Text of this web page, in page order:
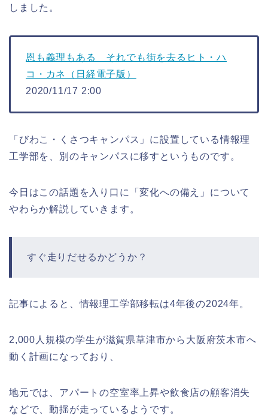
しました。
恩も義理もある それでも街を去るヒト・ハ
コ・カネ（日経電子版）
2020/11/17 2:00
「びわこ・くさつキャンパス」に設置している情報理
工学部を、別のキャンパスに移すというものです。
今日はこの話題を入り口に「変化への備え」について
やわらか解説していきます。
すぐ走りだせるかどうか？
記事によると、情報理工学部移転は4年後の2024年。
2,000人規模の学生が滋賀県草津市から大阪府茨木市へ
動く計画になっており、
地元では、アパートの空室率上昇や飲食店の顧客消失
などで、動揺が走っているようです。